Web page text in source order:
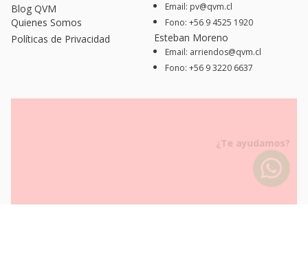
¿Te ayudamos?
Blog QVM
Quienes Somos
Políticas de Privacidad
Email: pv@qvm.cl
Fono: +56 9 4525 1920
Esteban Moreno
Email: arriendos@qvm.cl
Fono: +56 9 3220 6637